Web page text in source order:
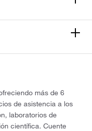
más de 6
de asistencia a los
laboratorios de
científica. Cuente